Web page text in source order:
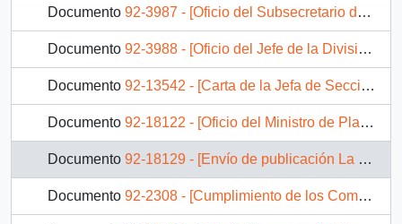
Documento 92-3987 - [Oficio del Subsecretario de Justicia dirigido al Jefe de Gabinete Presidencial referente a solicitud de concesión de personalidad jurídica]
Documento 92-3988 - [Oficio del Jefe de la División Social del MIDEPLAN dirigido al Jefe de Gabinete Presidencial]
Documento 92-13542 - [Carta de la Jefa de Sección Partes y Archivos del Ministerio del Planificación y Cooperación]
Documento 92-18122 - [Oficio del Ministro de Planificación y Cooperación dirigido al Jefe de Gabinete Presidencial, referente a estado de Proyecto Coyhaique - Balmaceda]
Documento 92-18129 - [Envío de publicación La Carta Social del MIDEPLAN]
Documento 92-2308 - [Cumplimiento de los Compromisos Sociales del Gobierno]